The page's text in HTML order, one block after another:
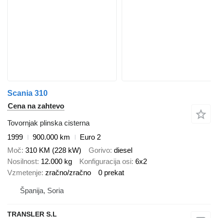
Scania 310
Cena na zahtevo
Tovornjak plinska cisterna
1999
900.000 km
Euro 2
Moč 310 KM (228 kW) Gorivo diesel
Nosilnost 12.000 kg Konfiguracija osi 6x2
Vzmetenje zračno/zračno 0 prekat
Španija, Soria
TRANSLER S.L